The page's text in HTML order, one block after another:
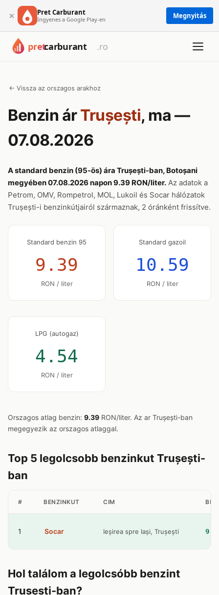
× Pret Carburant
Ingyenes a Google Play-en Megnyitás
← Vissza az orszagos arakhoz
Benzin árTrușești, ma —
07.08.2026
A standard benzin (95-ös) ára Trușești-ban, Botoșani
megyében 07.08.2026 napon 9.39 RON/liter. Az adatok a
Petrom, OMV, Rompetrol, MOL, Lukoil és Socar hálózatok
Trușești-i benzinkútjairól származnak, 2 óránként frissítve.
Standard benzin 95
9.39
RON / liter
Standard gazoil
10.59
RON / liter
LPG (autogaz)
4.54
RON / liter
Orszagos atlag benzin: 9.39 RON/liter. Az ar Trușești-ban
megegyezik az orszagos atlaggal.
Top 5 legolcsobb benzinkut Trușești-
ban
# BENZINKUT CIM
1 Socar Ieșirea spre Iași, Trușești
Hol találom a legolcsóbb benzint
Trușești-ban?